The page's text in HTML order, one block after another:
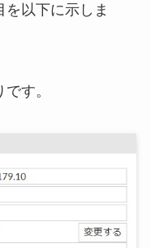
以下に示しま
す。